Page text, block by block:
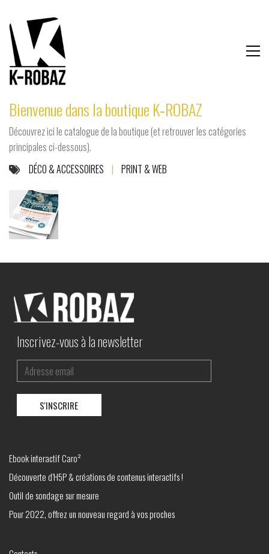
Bienvenue dans la boutique K‑ROBAZ
Découvrez ici le catalogue de la boutique (et retrouver les catégories
principales ci-dessous).
DÉCO & ACCESSOIRES | PRINT & WEB
Inscrivez-vous à la newsletter
Ebook interactif Caro²
Découverte d’H5P & créations de contenus interactifs !
Outil de sondage sur mesure
Pour 2022, offrez un nouveau regard à vos proches